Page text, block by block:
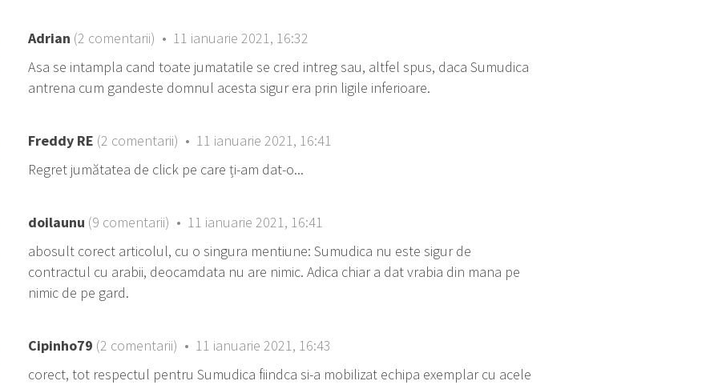
Adrian (2 comentarii) • 11 ianuarie 2021, 16:32
Asa se intampla cand toate jumatatile se cred intreg sau, altfel spus, daca Sumudica
antrena cum gandeste domnul acesta sigur era prin ligile inferioare.
Freddy RE (2 comentarii) • 11 ianuarie 2021, 16:41
Regret jumătatea de click pe care ți-am dat-o...
doilaunu (9 comentarii) • 11 ianuarie 2021, 16:41
abosult corect articolul, cu o singura mentiune: Sumudica nu este sigur de
contractul cu arabii, deocamdata nu are nimic. Adica chiar a dat vrabia din mana pe
nimic de pe gard.
Cipinho79 (2 comentarii) • 11 ianuarie 2021, 16:43
corect, tot respectul pentru Sumudica fiindca si-a mobilizat echipa exemplar cu acele